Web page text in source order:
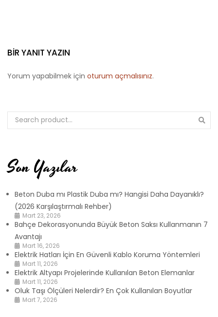
BIR YANIT YAZIN
Yorum yapabilmek için oturum açmalısınız.
Son Yazılar
Beton Duba mı Plastik Duba mı? Hangisi Daha Dayanıklı?
(2026 Karşılaştırmalı Rehber)
Mart 23, 2026
Bahçe Dekorasyonunda Büyük Beton Saksı Kullanmanın 7
Avantajı
Mart 16, 2026
Elektrik Hatları İçin En Güvenli Kablo Koruma Yöntemleri
Mart 11, 2026
Elektrik Altyapı Projelerinde Kullanılan Beton Elemanlar
Mart 11, 2026
Oluk Taşı Ölçüleri Nelerdir? En Çok Kullanılan Boyutlar
Mart 7, 2026